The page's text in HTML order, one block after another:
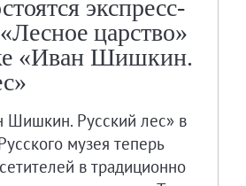
экспресс-
царство»
«Иван Шишкин.
Шишкин. Русский лес» в
музея теперь
в традиционно